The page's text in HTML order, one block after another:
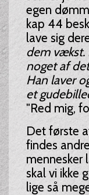
egen
kap 44
lave sig
dem vækst.
noget af
Han laver
et
"Red mig,
Det første
findes
mennesker
skal vi ikke
lige så